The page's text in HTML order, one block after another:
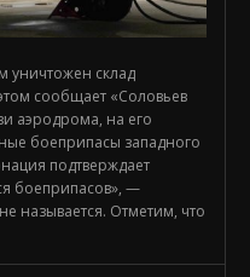
уничтожен склад
сообщает «Соловьев
аэродрома, на его
боеприпасы западного
подтверждает
боеприпасов», —
называется. Отметим, что